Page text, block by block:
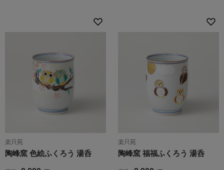
楽只苑
陶峰窯 色絵ふくろう 湯呑
楽只苑
陶峰窯 福福ふくろう 湯呑